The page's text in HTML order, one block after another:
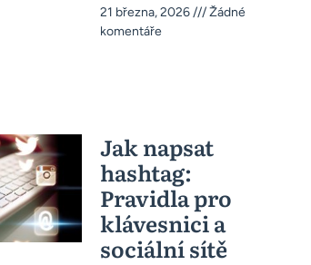
21 března, 2026
Žádné
komentáře
Jak napsat
hashtag:
Pravidla pro
klávesnici a
sociální sítě